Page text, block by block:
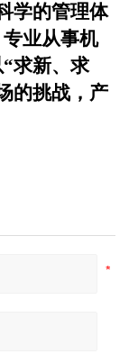
学的管理体
业从事机
求新、求
的挑战，产